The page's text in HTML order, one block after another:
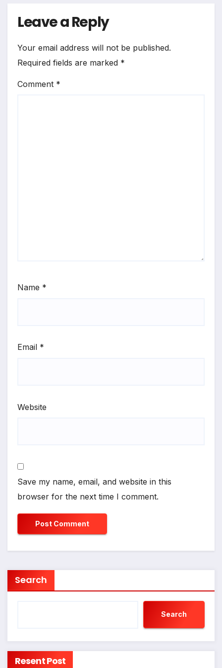
Leave a Reply
Your email address will not be published.
Required fields are marked *
Comment *
Name *
Email *
Website
Save my name, email, and website in this
browser for the next time I comment.
Search
Search
Resent Post